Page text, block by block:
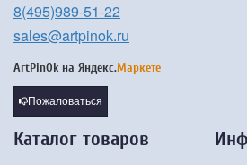
8(495)989-51-22
sales@artpinok.ru
ArtPinOk на Яндекс.Маркете
Пожаловаться
Каталог товаров